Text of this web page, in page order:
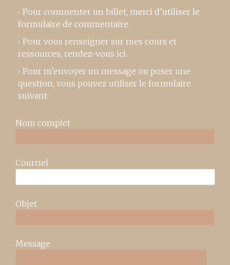
Pour commenter un billet, merci d’utiliser le
formulaire de commentaire.
Pour vous renseigner sur mes cours et
ressources, rendez-vous ici.
Pour m’envoyer un message ou poser une
question, vous pouvez utiliser le formulaire
suivant :
Nom complet
Courriel
Objet
Message